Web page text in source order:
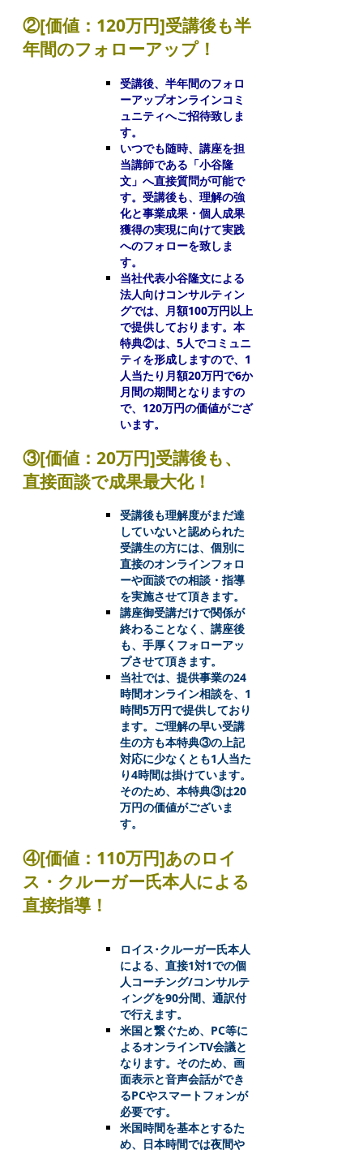
②[価値：120万円]受講後も半
年間のフォローアップ！
受講後、半年間のフォロ
ーアップオンラインコミ
ュニティへご招待致しま
す。
いつでも随時、講座を担
当講師である「小谷隆
文」へ直接質問が可能で
す。受講後も、理解の強
化と事業成果・個人成果
獲得の実現に向けて実践
へのフォローを致しま
す。
当社代表小谷隆文による
法人向けコンサルティン
グでは、月額100万円以上
で提供しております。本
特典②は、5人でコミュニ
ティを形成しますので、1
人当たり月額20万円で6か
月間の期間となりますの
で、120万円の価値がござ
います。
③[価値：20万円]受講後も、
直接面談で成果最大化！
受講後も理解度がまだ達
していないと認められた
受講生の方には、個別に
直接のオンラインフォロ
ーや面談での相談・指導
を実施させて頂きます。
講座御受講だけで関係が
終わることなく、講座後
も、手厚くフォローアッ
プさせて頂きます。
当社では、提供事業の24
時間オンライン相談を、1
時間5万円で提供しており
ます。ご理解の早い受講
生の方も本特典③の上記
対応に少なくとも1人当た
り4時間は掛けています。
そのため、本特典③は20
万円の価値がございま
す。
④[価値：110万円]あのロイ
ス・クルーガー氏本人による
直接指導！
ロイス･クルーガー氏本人
による、直接1対1での個
人コーチング/コンサルテ
ィングを90分間、通訳付
で行えます。
米国と繋ぐため、PC等に
よるオンラインTV会議と
なります。そのため、画
面表示と音声会話ができ
るPCやスマートフォンが
必要です。
米国時間を基本とするた
め、日本時間では夜間や